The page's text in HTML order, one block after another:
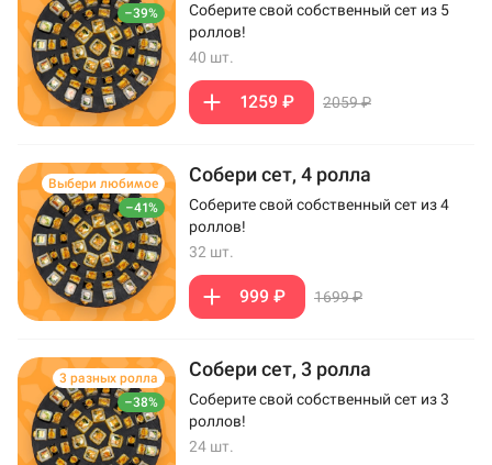
–39%
Соберите свой собственный сет из 5
роллов!
40 шт.
1259 ₽ 2059 ₽
–41%
Выбери любимое Собери сет, 4 ролла
Соберите свой собственный сет из 4
роллов!
32 шт.
999 ₽ 1699 ₽
–38%
3 разных ролла Собери сет, 3 ролла
Соберите свой собственный сет из 3
роллов!
24 шт.